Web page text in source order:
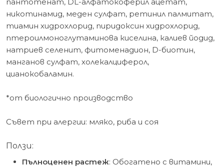
никотинамид, меден сулфат, ретинил палмитат,
тиамин хидрохлорид, пиридоксин хидрохлорид,
птероилмоноглутаминова киселина, калиев йодид,
натриев селенит, фитоменадион, D-биотин,
манганов сулфат, холекалциферол,
цианокобаламин.
*от биологично производство
Съвет при алергии: мляко, риба и соя
Ползи:
Пълноценен растеж: Обогатено с витамини,